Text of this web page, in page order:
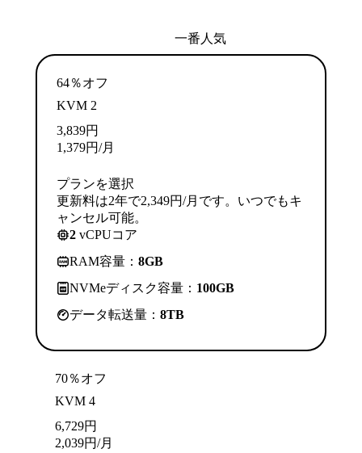
一番人気
64％オフ
KVM 2
3,839円
1,379円/月
プランを選択
更新料は2年で2,349円/月です。いつでもキ
ャンセル可能。
2 vCPUコア
RAM容量： 8GB
NVMeディスク容量： 100GB
データ転送量： 8TB
70％オフ
KVM 4
6,729円
2,039円/月